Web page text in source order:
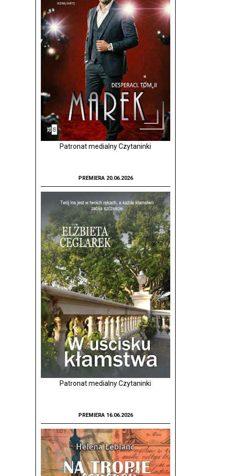
Patronat medialny Czytaninki
PREMIERA 20.06.2026
Patronat medialny Czytaninki
PREMIERA 16.06.2026